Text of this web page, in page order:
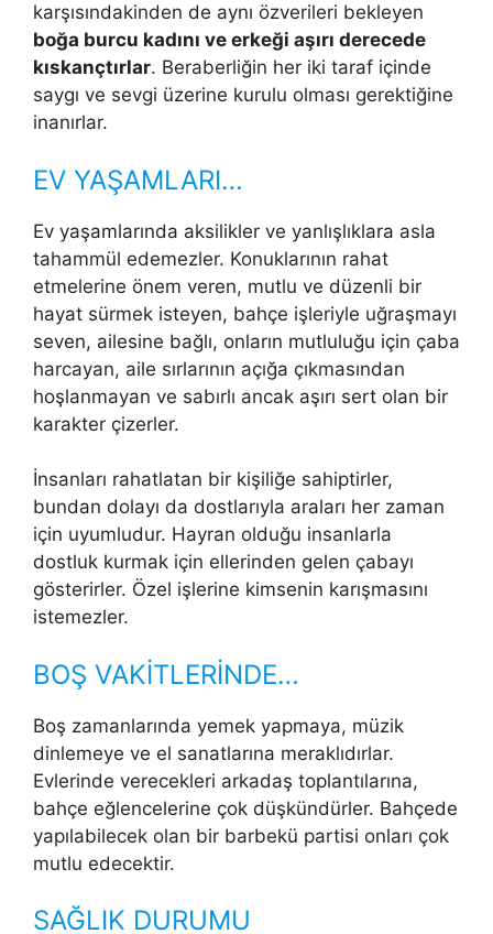
karşısındakinden de aynı özverileri bekleyen
boğa burcu kadını ve erkeği aşırı derecede
kıskançtırlar. Beraberliğin her iki taraf içinde
saygı ve sevgi üzerine kurulu olması gerektiğine
inanırlar.
EV YAŞAMLARI…
Ev yaşamlarında aksilikler ve yanlışlıklara asla
tahammül edemezler. Konuklarının rahat
etmelerine önem veren, mutlu ve düzenli bir
hayat sürmek isteyen, bahçe işleriyle uğraşmayı
seven, ailesine bağlı, onların mutluluğu için çaba
harcayan, aile sırlarının açığa çıkmasından
hoşlanmayan ve sabırlı ancak aşırı sert olan bir
karakter çizerler.
İnsanları rahatlatan bir kişiliğe sahiptirler,
bundan dolayı da dostlarıyla araları her zaman
için uyumludur. Hayran olduğu insanlarla
dostluk kurmak için ellerinden gelen çabayı
gösterirler. Özel işlerine kimsenin karışmasını
istemezler.
BOŞ VAKİTLERİNDE…
Boş zamanlarında yemek yapmaya, müzik
dinlemeye ve el sanatlarına meraklıdırlar.
Evlerinde verecekleri arkadaş toplantılarına,
bahçe eğlencelerine çok düşkündürler. Bahçede
yapılabilecek olan bir barbekü partisi onları çok
mutlu edecektir.
SAĞLIK DURUMU